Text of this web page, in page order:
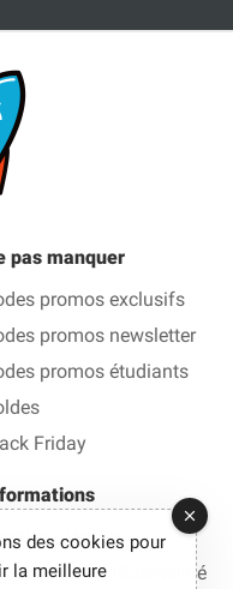
pas manquer
promos exclusifs
promos newsletter
promos étudiants
Friday
légales
de confidentialité
des cookies pour
la meilleure